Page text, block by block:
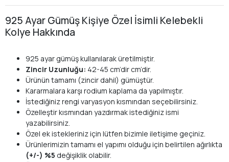
925 Ayar Gümüş Kişiye Özel İsimli Kelebekli
Kolye Hakkında
925 ayar gümüş kullanılarak üretilmiştir.
Zincir Uzunluğu: 42-45 cm’dir cm’dir.
Ürünün tamamı (zincir dahil) gümüştür.
Kararmalara karşı rodium kaplama da yapılmıştır.
İstediğiniz rengi varyasyon kısmından seçebilirsiniz.
Özelleştir kısmından yazdırmak istediğiniz ismi
yazabilirsiniz.
Özel ek istekleriniz için lütfen bizimle iletişime geçiniz.
Ürünlerimizin tamamı el yapımı olduğu için belirtilen ağırlıkta
(+/-) %5 değişiklik olabilir.